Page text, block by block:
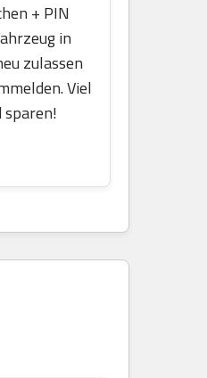
+ PIN
in
zulassen
Viel
sparen!